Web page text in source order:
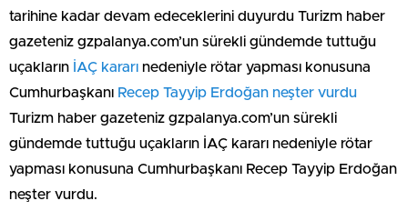
tarihine kadar devam edeceklerini duyurdu Turizm haber
gazeteniz gzpalanya.com’un sürekli gündemde tuttuğu
uçakların İAÇ kararı nedeniyle rötar yapması konusuna
Cumhurbaşkanı Recep Tayyip Erdoğan neşter vurdu
Turizm haber gazeteniz gzpalanya.com’un sürekli
gündemde tuttuğu uçakların İAÇ kararı nedeniyle rötar
yapması konusuna Cumhurbaşkanı Recep Tayyip Erdoğan
neşter vurdu.